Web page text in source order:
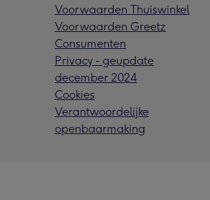
Voorwaarden Thuiswinkel
Voorwaarden Greetz
Consumenten
Privacy - geupdate
december 2024
Cookies
Verantwoordelijke
openbaarmaking